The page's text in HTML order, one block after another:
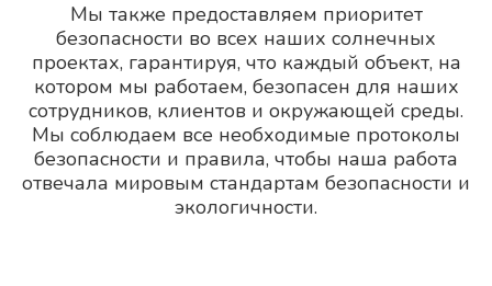
Мы также предоставляем приоритет
безопасности во всех наших солнечных
проектах, гарантируя, что каждый объект, на
котором мы работаем, безопасен для наших
сотрудников, клиентов и окружающей среды.
Мы соблюдаем все необходимые протоколы
безопасности и правила, чтобы наша работа
отвечала мировым стандартам безопасности и
экологичности.